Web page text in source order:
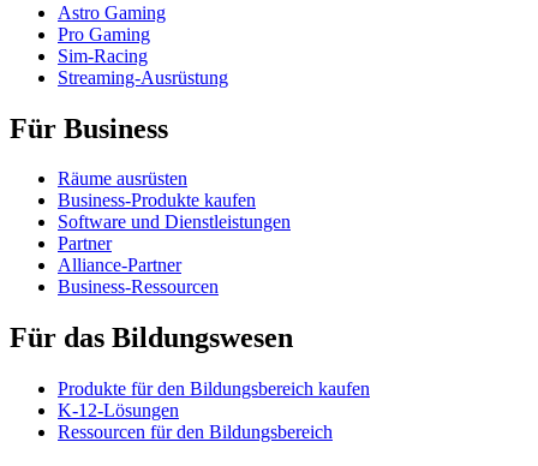
Astro Gaming
Pro Gaming
Sim-Racing
Streaming-Ausrüstung
Für Business
Räume ausrüsten
Business-Produkte kaufen
Software und Dienstleistungen
Partner
Alliance-Partner
Business-Ressourcen
Für das Bildungswesen
Produkte für den Bildungsbereich kaufen
K-12-Lösungen
Ressourcen für den Bildungsbereich